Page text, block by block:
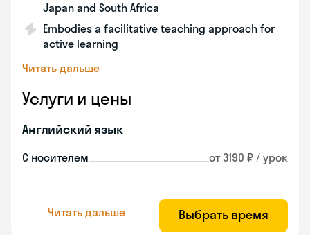
Japan and South Africa
Embodies a facilitative teaching approach for
active learning
Читать дальше
Услуги и цены
Английский язык
С носителем от 3190 ₽ / урок
Читать дальше Выбрать время